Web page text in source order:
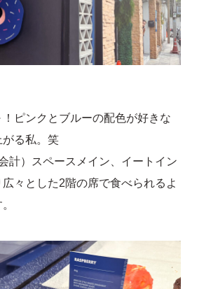
ピンクとブルーの配色が好きな
る私。笑
計）スペースメイン、イートイン
々とした2階の席で食べられるよ